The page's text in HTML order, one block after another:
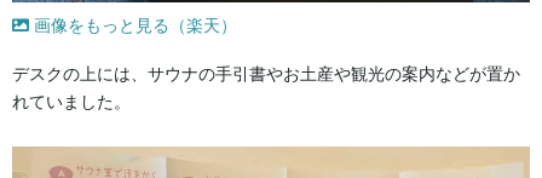
画像をもっと見る（楽天）
デスクの上には、サウナの手引書やお土産や観光の案内などが置か
れていました。